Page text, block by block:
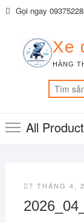
SkipGọi ngay
Xe
HÀNG
All
7 THÁNG 4,